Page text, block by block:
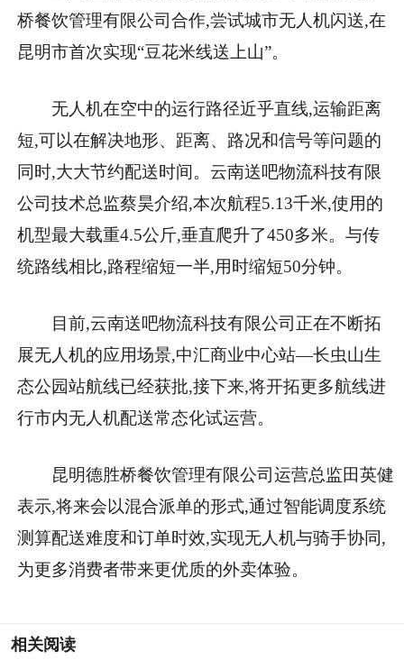
桥餐饮管理有限公司合作,尝试城市无人机闪送,在
昆明市首次实现“豆花米线送上山”。
无人机在空中的运行路径近乎直线,运输距离
短,可以在解决地形、距离、路况和信号等问题的
同时,大大节约配送时间。云南送吧物流科技有限
公司技术总监蔡昊介绍,本次航程5.13千米,使用的
机型最大载重4.5公斤,垂直爬升了450多米。与传
统路线相比,路程缩短一半,用时缩短50分钟。
目前,云南送吧物流科技有限公司正在不断拓
展无人机的应用场景,中汇商业中心站—长虫山生
态公园站航线已经获批,接下来,将开拓更多航线进
行市内无人机配送常态化试运营。
昆明德胜桥餐饮管理有限公司运营总监田英健
表示,将来会以混合派单的形式,通过智能调度系统
测算配送难度和订单时效,实现无人机与骑手协同,
为更多消费者带来更优质的外卖体验。
相关阅读